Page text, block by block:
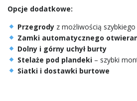
Opcje dodatkowe:
Przegrodyz możliwością
Zamki automatycznego
Dolny i górny uchył burty
Stelaże pod plandeki– szybki
Siatki i dostawki burtowe